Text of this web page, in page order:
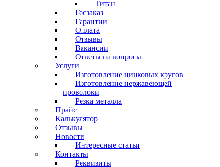
Титан
Госзаказ
Гарантии
Оплата
Отзывы
Вакансии
Ответы на вопросы
Услуги
Изготовление цинковых кругов
Изготовление нержавеющей
проволоки
Резка металла
Прайс
Калькулятор
Отзывы
Новости
Интересные статьи
Контакты
Реквизиты